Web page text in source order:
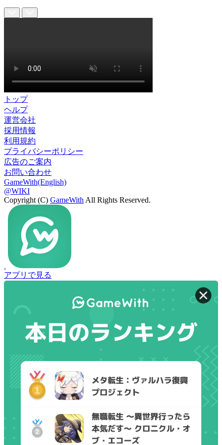
トップ
ヘルプ
運営会社
採用情報
利用規約
プライバシーポリシー
広告のご案内
お問い合わせ
GameWith(English)
@WIKI
Copyright (C) GameWith All Rights Reserved.
アプリで見る